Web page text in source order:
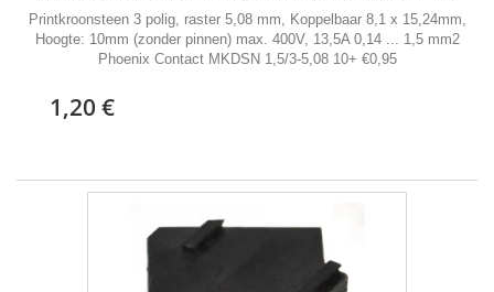
Printkroonsteen 3 polig, raster 5,08 mm, Koppelbaar 8,1 x 15,24mm,
Hoogte: 10mm (zonder pinnen) max. 400V, 13,5A 0,14 ... 1,5 mm2
Phoenix Contact MKDSN 1,5/3-5,08 10+ €0,95
1,20 €